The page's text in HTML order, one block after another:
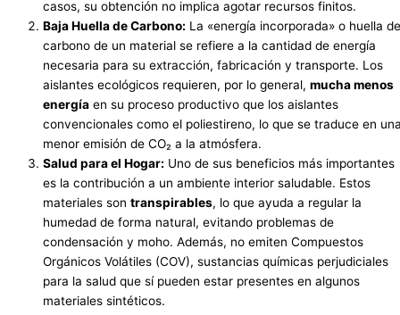
casos, su obtención no implica agotar recursos finitos.
Baja Huella de Carbono: La «energía incorporada» o huella de
carbono de un material se refiere a la cantidad de energía
necesaria para su extracción, fabricación y transporte. Los
aislantes ecológicos requieren, por lo general, mucha menos
energía en su proceso productivo que los aislantes
convencionales como el poliestireno, lo que se traduce en
menor emisión de CO₂ a la atmósfera.
Salud para el Hogar: Uno de sus beneficios más importantes
es la contribución a un ambiente interior saludable. Estos
materiales son transpirables, lo que ayuda a regular la
humedad de forma natural, evitando problemas de
condensación y moho. Además, no emiten Compuestos
Orgánicos Volátiles (COV), sustancias químicas perjudiciales
para la salud que sí pueden estar presentes en algunos
materiales sintéticos.